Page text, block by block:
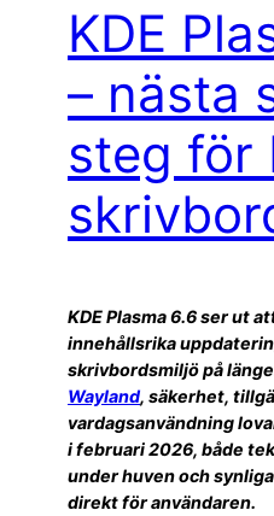
KDE
– nästa
steg för
KDE Plasma 6.6 ser ut
innehållsrika
skrivbordsmiljö på
Wayland, säkerhet,
vardagsanvändning
i februari 2026, både
under huven och
direkt för användaren.